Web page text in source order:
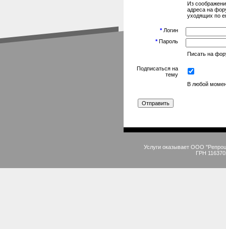
Из
адреса на
уходящих по
*Логин
*Пароль
Писать на
Подписаться на
тему
В любой
Услуги оказывает ООО
ГРН